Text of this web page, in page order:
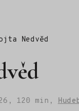
Nedvěd
120 min,